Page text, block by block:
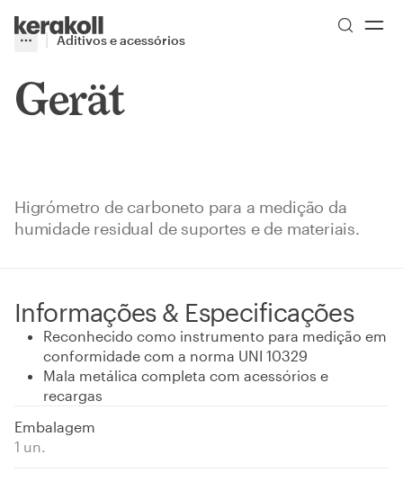
Go to Homepage
More
Toggle menu
Aditivos e acessórios
Gerät
Higrómetro de carboneto para a medição da
humidade residual de suportes e de materiais.
Informações & Especificações
Reconhecido como instrumento para medição em
conformidade com a norma UNI 10329
Mala metálica completa com acessórios e
recargas
Embalagem
1 un.